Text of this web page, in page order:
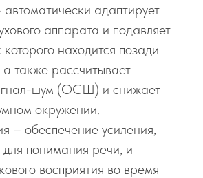
адаптирует
аппарата и подавляет
находится позади
а также рассчитывает
шум (ОСШ) и снижает
окружении.
– обеспечение усиления,
для понимания речи, и
восприятия во время